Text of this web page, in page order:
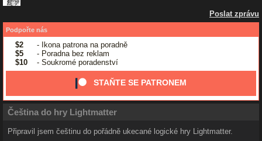
Poslat zprávu
Podpořte nás
$2
- Ikona patrona na poradně
$5
- Poradna bez reklam
$10
- Soukromé poradenství
STAŇTE SE PATRONEM
Čeština do hry Lightmatter
Připravil jsem češtinu do pořádně ukecané logické hry Lightmatter.